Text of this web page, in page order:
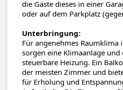
die Gäste dieses in einer
oder auf dem Parkplatz
Unterbringung:
Für angenehmes Raumklima
sorgen eine Klimaanlage
steuerbare Heizung. Ein
der meisten Zimmer und
für Erholung und